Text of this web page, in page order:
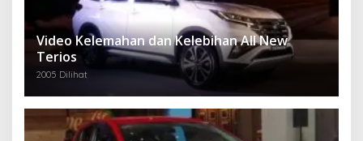
Video Kelemahan dan Kelebihan All New
Terios
2005 Dilihat